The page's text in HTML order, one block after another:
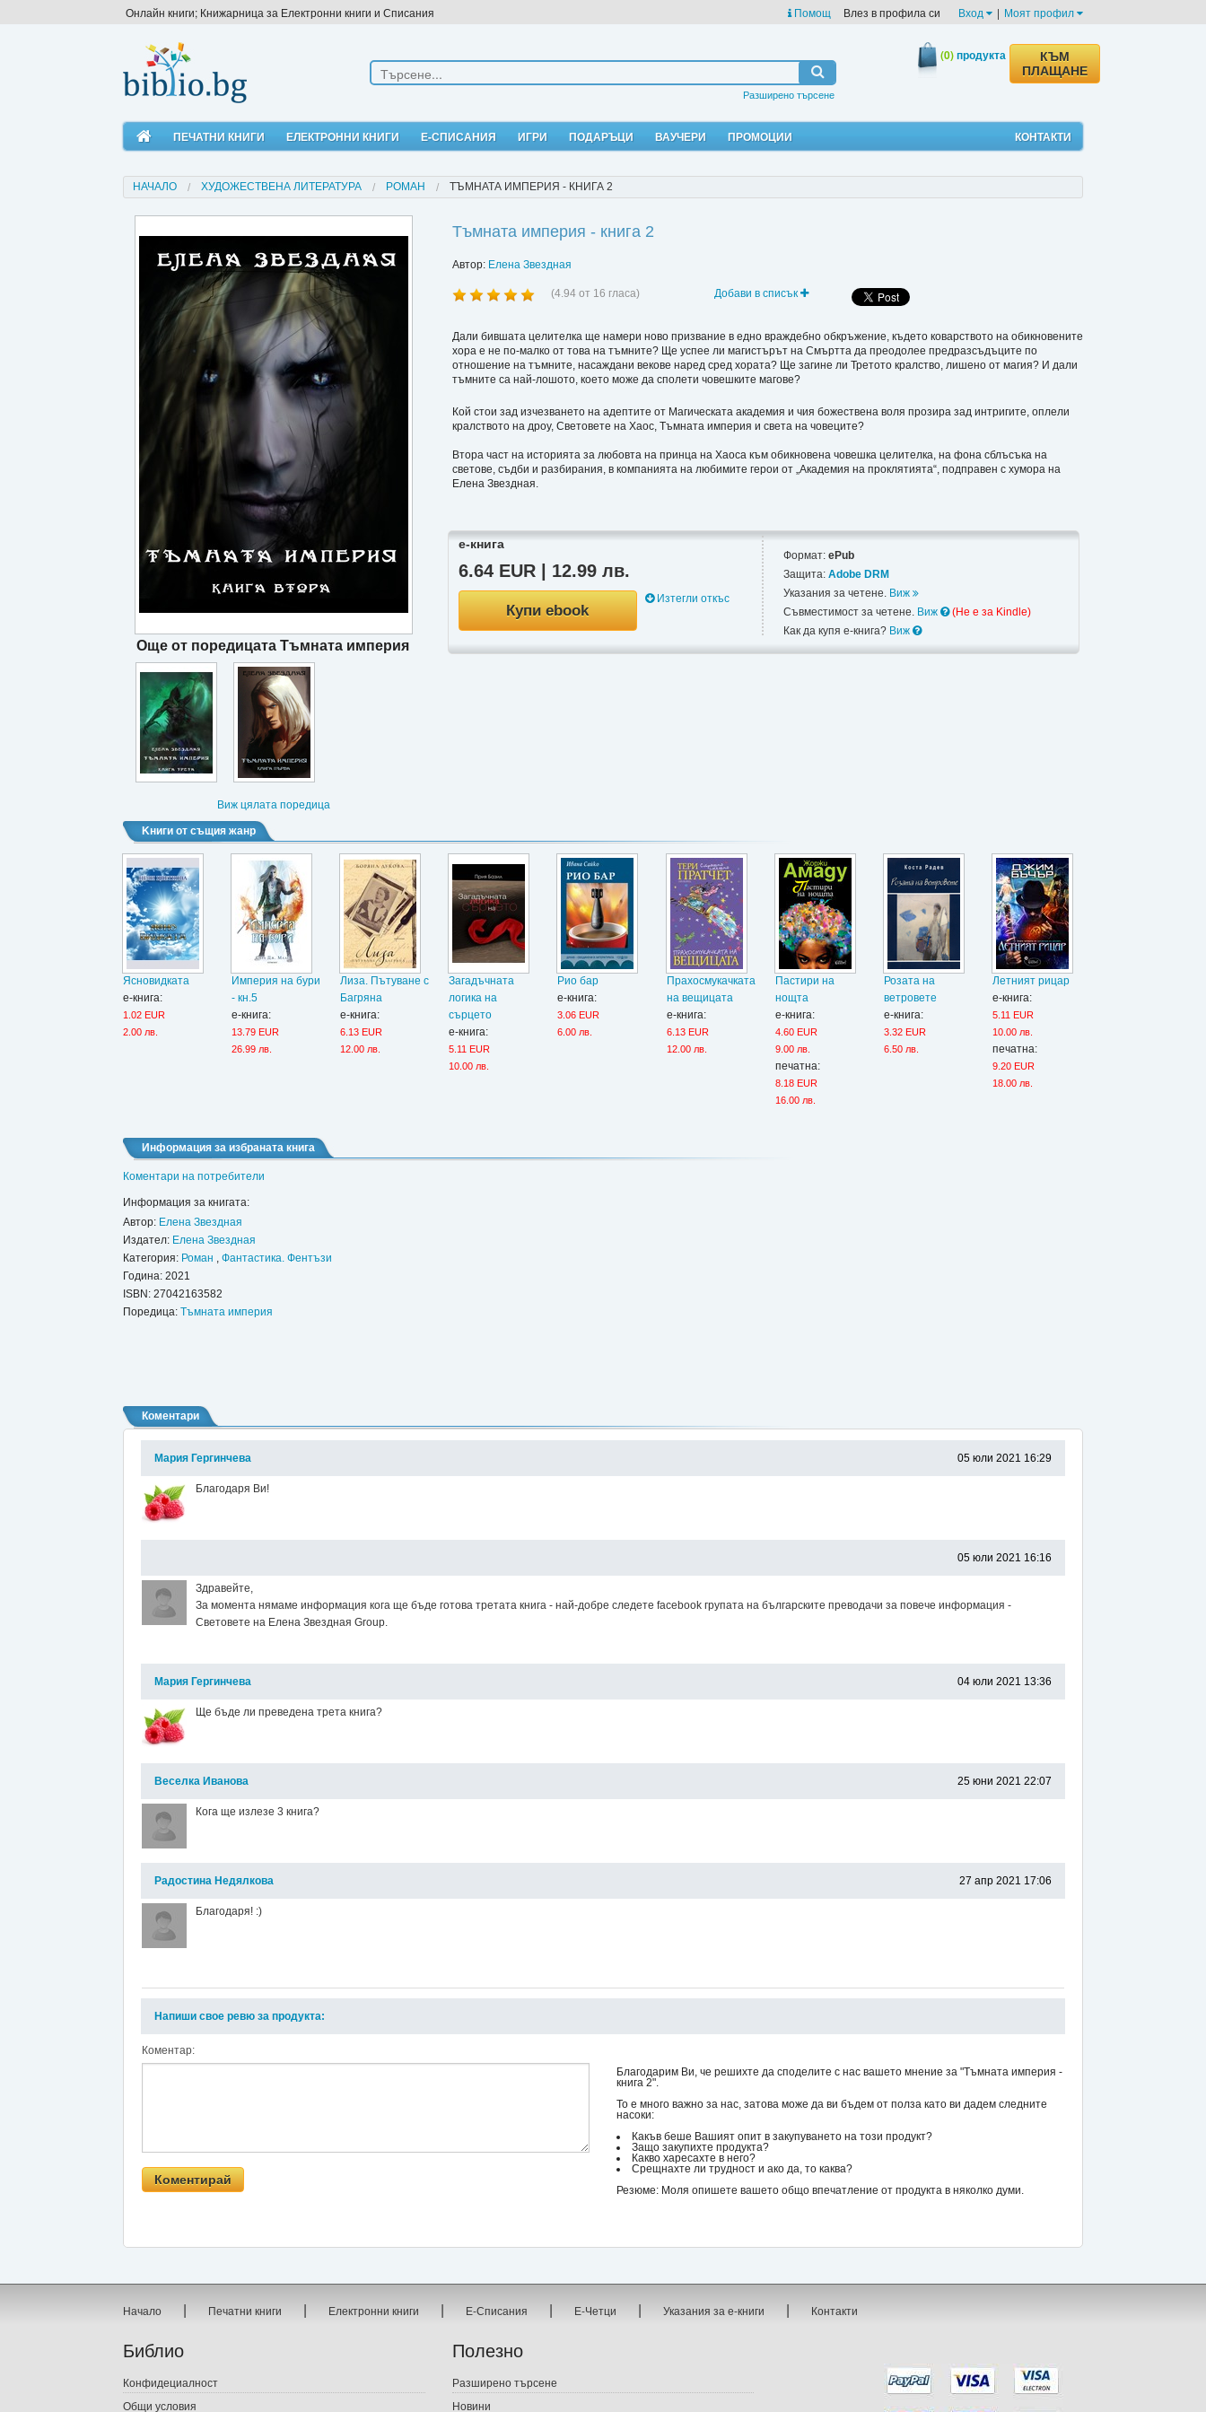
Онлайн книги; Книжарница за Електронни книги и Списания Помощ Влез в профила си Вход | Моят профил
Разширено търсене
(0)продукта
КЪМ
ПЛАЩАНЕ
ПЕЧАТНИ КНИГИ ЕЛЕКТРОННИ КНИГИ Е-СПИСАНИЯ ИГРИ ПОДАРЪЦИ ВАУЧЕРИ ПРОМОЦИИ КОНТАКТИ
НАЧАЛО ХУДОЖЕСТВЕНА ЛИТЕРАТУРА РОМАН ТЪМНАТА ИМПЕРИЯ - КНИГА 2
Още от поредицата Тъмната империя
Виж цялата поредица
Тъмната империя - книга 2
Автор: Елена Звездная
(4.94от 16 гласа) Добави в списък
Дали бившата целителка ще намери ново призвание в едно враждебно обкръжение, където коварството на обикновените
хора е не по-малко от това на тъмните? Ще успее ли магистърът на Смъртта да преодолее предразсъдъците по
отношение на тъмните, насаждани векове наред сред хората? Ще загине ли Третото кралство, лишено от магия? И дали
тъмните са най-лошото, което може да сполети човешките магове?
Кой стои зад изчезването на адептите от Магическата академия и чия божествена воля прозира зад интригите, оплели
кралството на дроу, Световете на Хаос, Тъмната империя и света на човеците?
Втора част на историята за любовта на принца на Хаоса към обикновена човешка целителка, на фона сблъсъка на
светове, съдби и разбирания, в компанията на любимите герои от „Академия на проклятията“, подправен с хумора на
Елена Звездная.
е-книга
6.64 EUR | 12.99 лв.
Купи ebook
Изтегли откъс
Формат:ePub
Защита:Adobe DRM
Указания за четене. Виж
Съвместимост за четене. Виж
(Не e за Kindle)
Как да купя е-книга? Виж
Kниги от същия жанр
Ясновидката
е-книга:
1.02 EUR
2.00 лв.
Империя на бури
- кн.5
е-книга:
13.79 EUR
26.99 лв.
Лиза. Пътуване с
Багряна
е-книга:
6.13 EUR
12.00 лв.
Загадъчната
логика на
сърцето
е-книга:
5.11 EUR
10.00 лв.
Рио бар
е-книга:
3.06 EUR
6.00 лв.
Прахосмукачката
на вещицата
е-книга:
6.13 EUR
12.00 лв.
Пастири на
нощта
е-книга:
4.60 EUR
9.00 лв.
печатна:
8.18 EUR
16.00 лв.
Розата на
ветровете
е-книга:
3.32 EUR
6.50 лв.
Летният рицар
е-книга:
5.11 EUR
10.00 лв.
печатна:
9.20 EUR
18.00 лв.
Информация за избраната книга
Коментари на потребители
Информация за книгата:
Автор: Елена Звездная
Издател: Елена Звездная
Категория: Роман , Фантастика. Фентъзи
Година: 2021
ISBN: 27042163582
Поредица: Тъмната империя
Коментари
Мария Гергинчева 05 юли 2021 16:29
Благодаря Ви!
05 юли 2021 16:16
Здравейте,
За момента нямаме информация кога ще бъде готова третата книга - най-добре следете facebook групата на българските преводачи за повече информация -
Световете на Елена Звездная Group.
Мария Гергинчева 04 юли 2021 13:36
Ще бъде ли преведена трета книга?
Веселка Иванова 25 юни 2021 22:07
Кога ще излезе 3 книга?
Радостина Недялкова 27 апр 2021 17:06
Благодаря! :)
Напиши свое ревю за продукта:
Коментар:
Благодарим Ви, че решихте да споделите с нас вашето мнение за "Тъмната империя -
книга 2".
То е много важно за нас, затова може да ви бъдем от полза като ви дадем следните
насоки:
Какъв беше Вашият опит в закупуването на този продукт?
Защо закупихте продукта?
Какво харесахте в него?
Срещнахте ли трудност и ако да, то каква?
Резюме: Моля опишете вашето общо впечатление от продукта в няколко думи.
Начало | Печатни книги | Електронни книги | Е-Списания | Е-Четци | Указания за е-книги | Контакти
Библио
Конфидециалност
Общи условия
Полезно
Разширено търсене
Новини